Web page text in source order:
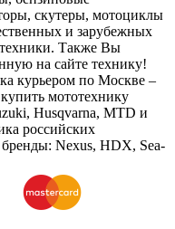
скутеры, мотоциклы
и зарубежных
Также Вы
на сайте технику!
курьером по Москве –
мототехнику
Husqvarna, MTD и
российских
бренды: Nexus, HDX, Sea-